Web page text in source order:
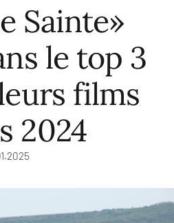
Sainte»
le top 3
films
2024